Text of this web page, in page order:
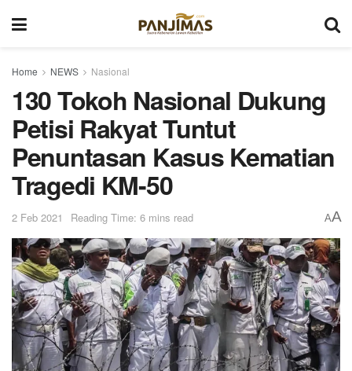
Home NEWS Nasional
130 Tokoh Nasional Dukung
Petisi Rakyat Tuntut
Penuntasan Kasus Kematian
Tragedi KM-50
2 Feb 2021 Reading Time: 6 mins read AA